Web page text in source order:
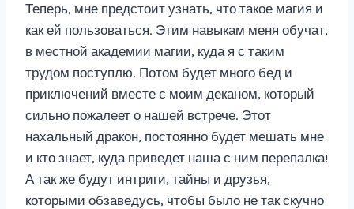
Теперь, мне предстоит узнать, что такое магия и
как ей пользоваться. Этим навыкам меня обучат,
в местной академии магии, куда я с таким
трудом поступлю. Потом будет много бед и
приключений вместе с моим деканом, который
сильно пожалеет о нашей встрече. Этот
нахальный дракон, постоянно будет мешать мне
и кто знает, куда приведет наша с ним перепалка!
А так же будут интриги, тайны и друзья,
которыми обзаведусь, чтобы было не так скучно